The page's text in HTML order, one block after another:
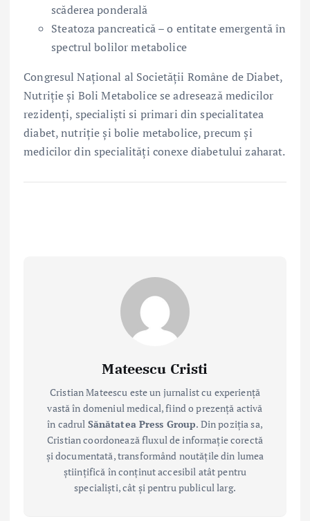
scăderea ponderală
Steatoza pancreatică – o entitate emergentă în
spectrul bolilor metabolice
Congresul Național al Societății Române de Diabet,
Nutriție și Boli Metabolice se adresează medicilor
rezidenți, specialiști si primari din specialitatea
diabet, nutriție și bolie metabolice, precum și
medicilor din specialități conexe diabetului zaharat.
Mateescu Cristi
Cristian Mateescu este un jurnalist cu experiență
vastă în domeniul medical, fiind o prezență activă
în cadrul Sănătatea Press Group. Din poziția sa,
Cristian coordonează fluxul de informație corectă
și documentată, transformând noutățile din lumea
științifică în conținut accesibil atât pentru
specialiști, cât și pentru publicul larg.